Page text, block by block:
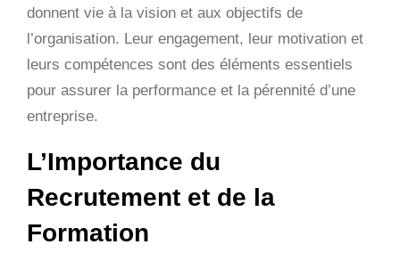
donnent vie à la vision et aux objectifs de
l’organisation. Leur engagement, leur motivation et
leurs compétences sont des éléments essentiels
pour assurer la performance et la pérennité d’une
entreprise.
L’Importance du
Recrutement et de la
Formation